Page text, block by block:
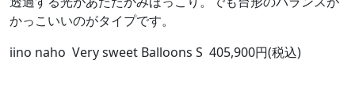
かっこいいのがタイプです。
iino naho Very sweet Balloons S 405,900円(税込)